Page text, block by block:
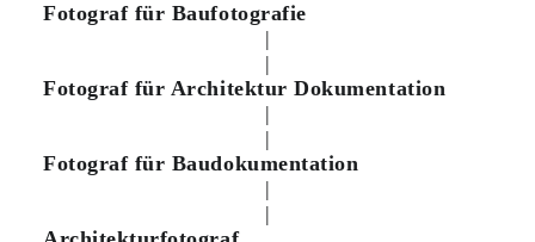
Fotograf für Baufotografie
|
|
Fotograf für Architektur Dokumentation
|
|
Fotograf für Baudokumentation
|
|